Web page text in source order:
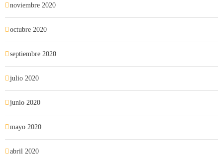
noviembre 2020
octubre 2020
septiembre 2020
julio 2020
junio 2020
mayo 2020
abril 2020